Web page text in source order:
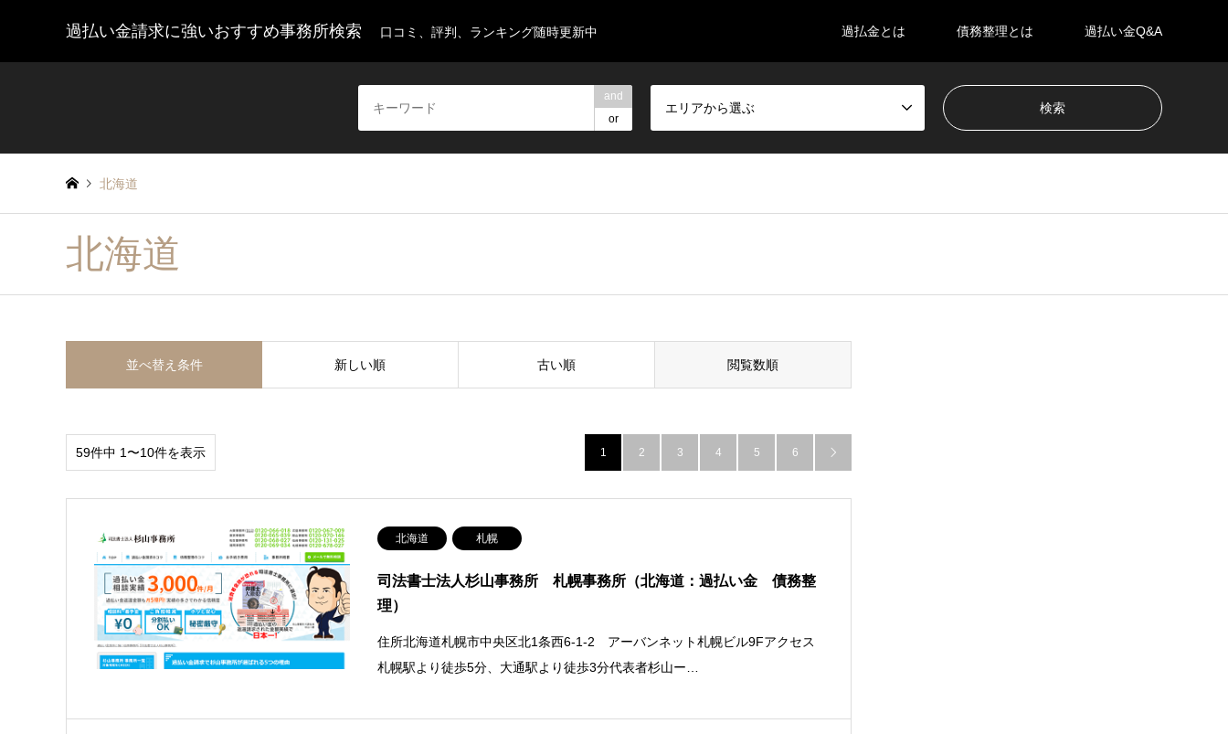
過払い金請求に強いおすすめ事務所検索 口コミ、評判、ランキング随時更新中 過払金とは 債務整理とは 過払い金Q&A
and
or
エリアから選ぶ
北海道
北海道
並べ替え条件 新しい順 古い順 閲覧数順
59件中 1〜10件を表示 1 2 3 4 5 6 
北海道 札幌
司法書士法人杉山事務所 札幌事務所（北海道：過払い金 債務整
理）
住所北海道札幌市中央区北1条西6-1-2 アーバンネット札幌ビル9Fアクセス
札幌駅より徒歩5分、大通駅より徒歩3分代表者杉山ー…